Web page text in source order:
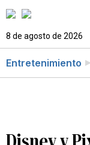
8 de agosto de 2026
Entretenimiento